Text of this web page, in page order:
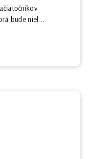
bude niel...